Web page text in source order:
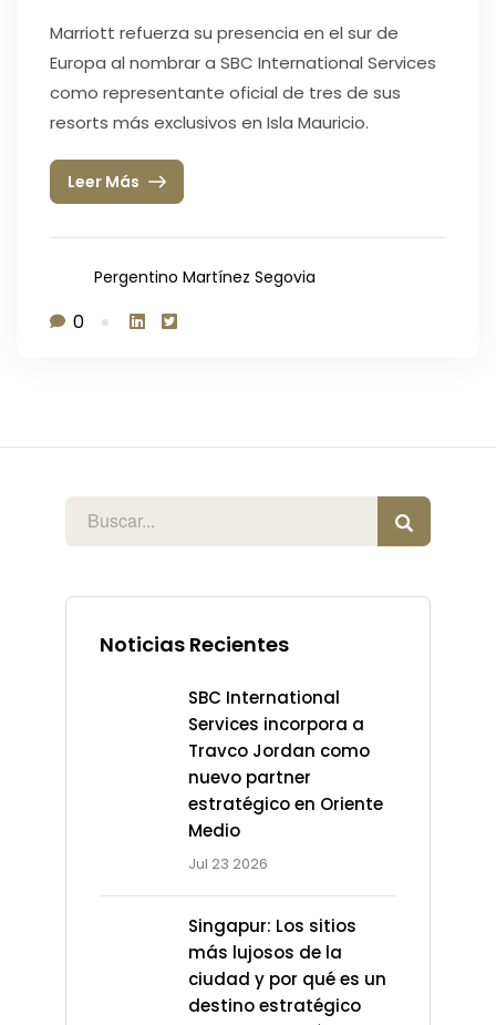
Noticias Recientes
SBC International
Services incorpora a
Travco Jordan como
nuevo partner
estratégico en Oriente
Medio
Jul 23 2026
Singapur: Los sitios
más lujosos de la
ciudad y por qué es un
destino estratégico
Marriott refuerza su presencia en el sur de
Europa al nombrar a SBC International Services
como representante oficial de tres de sus
resorts más exclusivos en Isla Mauricio.
Leer Más
Pergentino Martínez Segovia
0